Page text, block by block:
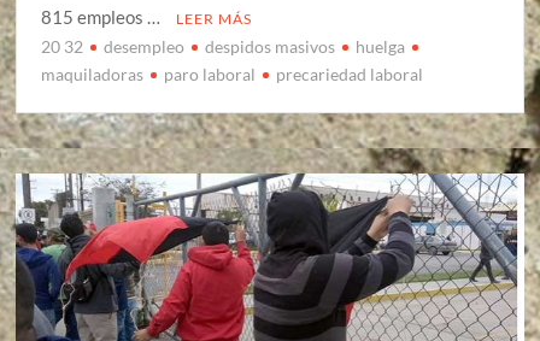
815 empleos …
LEER MÁS
20 32 desempleo despidos masivos
huelga
maquiladoras
paro laboral precariedad laboral